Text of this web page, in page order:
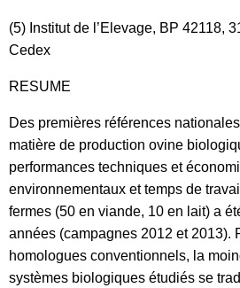
(5) Institut de l’Elevage, BP 42118,
Cedex
RESUME
Des premières références
matière de production ovine
performances techniques et
environnementaux et temps de
fermes (50 en viande, 10 en lait) a
années (campagnes 2012 et 2013).
homologues conventionnels, la
systèmes biologiques étudiés se